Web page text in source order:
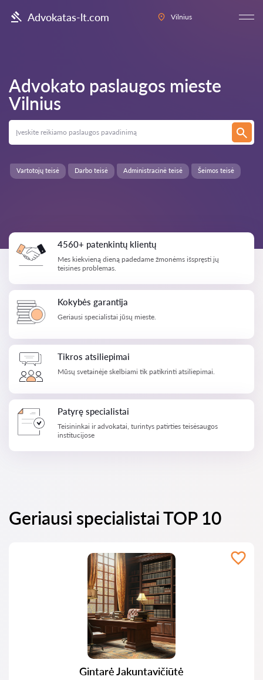
Advokatas-lt.com Vilnius
Advokato paslaugos mieste
Vilnius
Šeimos teisė
Vartotojų teisė Darbo teisė Administracinė teisė
4560+ patenkintų klientų
Mes kiekvieną dieną padedame žmonėms išspręsti jų
teisines problemas.
Kokybės garantija
Geriausi specialistai jūsų mieste.
Tikros atsiliepimai
Mūsų svetainėje skelbiami tik patikrinti atsiliepimai.
Patyrę specialistai
Teisininkai ir advokatai, turintys patirties teisėsaugos
institucijose
Geriausi specialistai TOP 10
Gintarė Jakuntavičiūtė